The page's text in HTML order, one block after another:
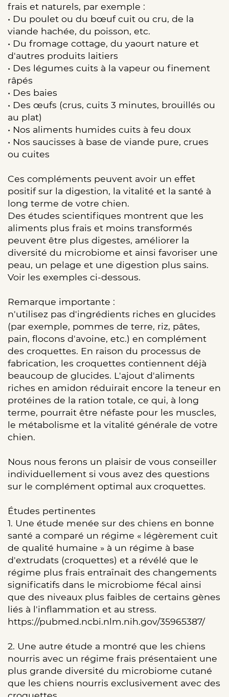
frais et naturels, par exemple :
• Du poulet ou du bœuf cuit ou cru, de la
viande hachée, du poisson, etc.
• Du fromage cottage, du yaourt nature et
d'autres produits laitiers
• Des légumes cuits à la vapeur ou finement
râpés
• Des baies
• Des œufs (crus, cuits 3 minutes, brouillés ou
au plat)
• Nos aliments humides cuits à feu doux
• Nos saucisses à base de viande pure, crues
ou cuites
Ces compléments peuvent avoir un effet
positif sur la digestion, la vitalité et la santé à
long terme de votre chien.
Des études scientifiques montrent que les
aliments plus frais et moins transformés
peuvent être plus digestes, améliorer la
diversité du microbiome et ainsi favoriser une
peau, un pelage et une digestion plus sains.
Voir les exemples ci-dessous.
Remarque importante :
n'utilisez pas d'ingrédients riches en glucides
(par exemple, pommes de terre, riz, pâtes,
pain, flocons d'avoine, etc.) en complément
des croquettes. En raison du processus de
fabrication, les croquettes contiennent déjà
beaucoup de glucides. L'ajout d'aliments
riches en amidon réduirait encore la teneur en
protéines de la ration totale, ce qui, à long
terme, pourrait être néfaste pour les muscles,
le métabolisme et la vitalité générale de votre
chien.
Nous nous ferons un plaisir de vous conseiller
individuellement si vous avez des questions
sur le complément optimal aux croquettes.
Études pertinentes
1. Une étude menée sur des chiens en bonne
santé a comparé un régime « légèrement cuit
de qualité humaine » à un régime à base
d'extrudats (croquettes) et a révélé que le
régime plus frais entraînait des changements
significatifs dans le microbiome fécal ainsi
que des niveaux plus faibles de certains gènes
liés à l'inflammation et au stress.
https://pubmed.ncbi.nlm.nih.gov/35965387/
2. Une autre étude a montré que les chiens
nourris avec un régime frais présentaient une
plus grande diversité du microbiome cutané
que les chiens nourris exclusivement avec des